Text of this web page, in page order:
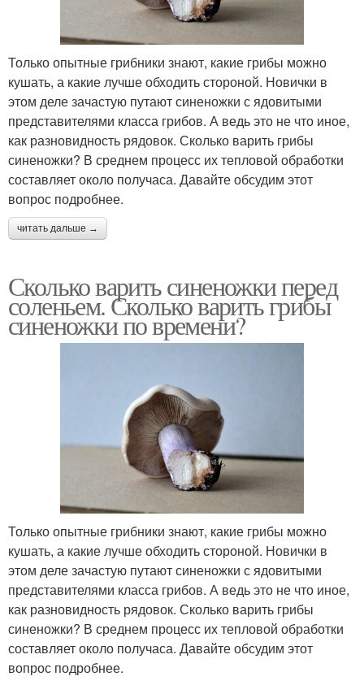
Только опытные грибники знают, какие грибы можно
кушать, а какие лучше обходить стороной. Новички в
этом деле зачастую путают синеножки с ядовитыми
представителями класса грибов. А ведь это не что иное,
как разновидность рядовок. Сколько варить грибы
синеножки? В среднем процесс их тепловой обработки
составляет около получаса. Давайте обсудим этот
вопрос подробнее.
читать дальше →
Сколько варить синеножки перед
соленьем. Сколько варить грибы
синеножки по времени?
Только опытные грибники знают, какие грибы можно
кушать, а какие лучше обходить стороной. Новички в
этом деле зачастую путают синеножки с ядовитыми
представителями класса грибов. А ведь это не что иное,
как разновидность рядовок. Сколько варить грибы
синеножки? В среднем процесс их тепловой обработки
составляет около получаса. Давайте обсудим этот
вопрос подробнее.